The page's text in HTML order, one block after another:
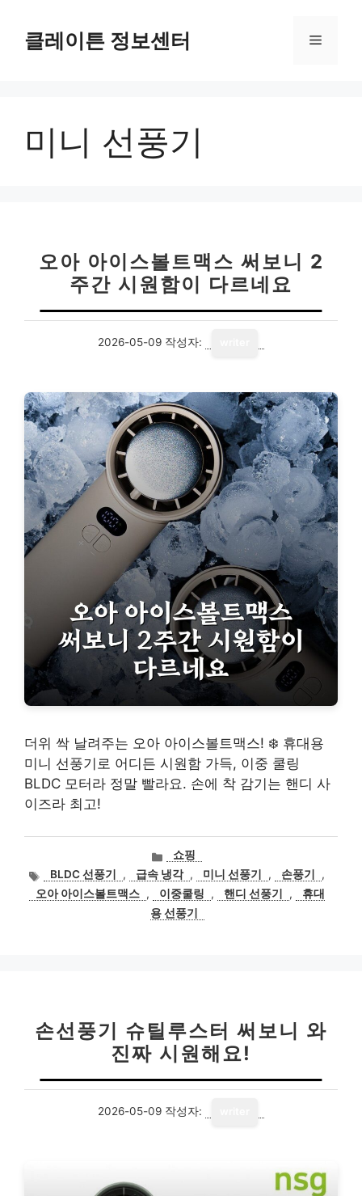
클레이튼 정보센터 메
미니 선풍기
오아 아이스볼트맥스 써보니 2
주간 시원함이 다르네요
2026-05-09 작성자:
더위 싹 날려주는 오아 아이스볼트맥스! ❄️ 휴대용
미니 선풍기로 어디든 시원함 가득, 이중 쿨링
BLDC 모터라 정말 빨라요. 손에 착 감기는 핸디 사
이즈라 최고!
카
테
고
리
쇼핑
태
그
BLDC 선풍기 , 급속 냉각 , 미니 선풍기 , 손풍기
,
오아 아이스볼트맥스 , 이중쿨링 , 핸디 선풍기 ,
휴대
용 선풍기
손선풍기 슈틸루스터 써보니 와
진짜 시원해요!
2026-05-09 작성자: